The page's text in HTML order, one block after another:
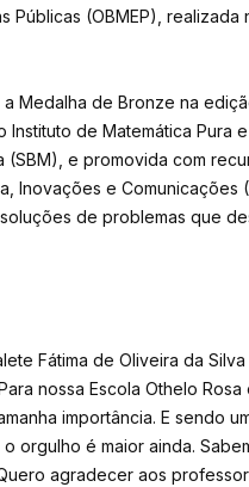
Públicas (OBMEP),
Medalha de Bronze na
de Matemática Pura
e promovida com
Inovações e Comunicações
de problemas que
Fátima de Oliveira da
nossa Escola Othelo
importância. E sendo
orgulho é maior ainda.
agradecer aos